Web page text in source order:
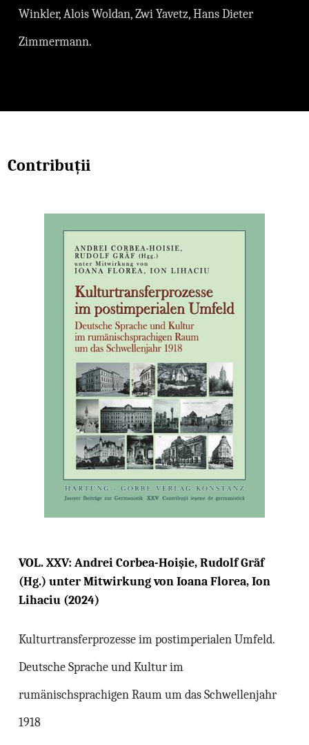
Winkler, Alois Woldan, Zwi Yavetz, Hans Dieter
Zimmermann.
Contribuții
VOL. XXV: Andrei Corbea-Hoișie, Rudolf Gräf
(Hg.) unter Mitwirkung von Ioana Florea, Ion
Lihaciu (2024)
Kulturtransferprozesse im postimperialen Umfeld.
Deutsche Sprache und Kultur im
rumänischsprachigen Raum um das Schwellenjahr
1918